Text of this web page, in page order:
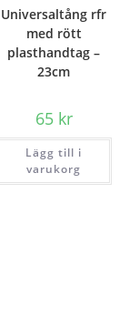
Universaltång rfr
med rött
plasthandtag –
23cm
65 kr
Lägg till i
varukorg